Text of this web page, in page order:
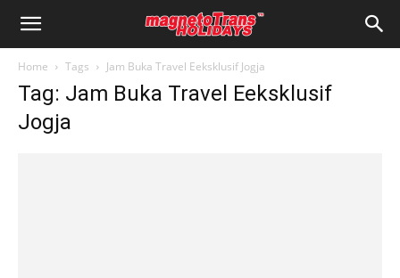
Home Tags Jam Buka Travel Eeksklusif Jogja
Tag: Jam Buka Travel Eeksklusif
Jogja